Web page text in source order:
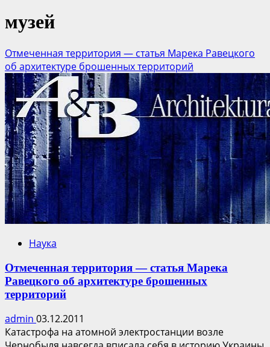
музей
Отмеченная территория — статья Марека Равецкого
об архитектуре брошенных территорий
Наука
Отмеченная территория — статья Марека
Равецкого об архитектуре брошенных
территорий
admin 03.12.2011
Катастрофа на атомной электростанции возле